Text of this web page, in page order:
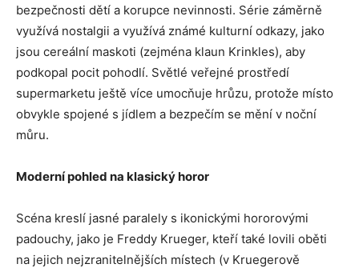
bezpečnosti dětí a korupce nevinnosti. Série záměrně
využívá nostalgii a využívá známé kulturní odkazy, jako
jsou cereální maskoti (zejména klaun Krinkles), aby
podkopal pocit pohodlí. Světlé veřejné prostředí
supermarketu ještě více umocňuje hrůzu, protože místo
obvykle spojené s jídlem a bezpečím se mění v noční
můru.
Moderní pohled na klasický horor
Scéna kreslí jasné paralely s ikonickými hororovými
padouchy, jako je Freddy Krueger, kteří také lovili oběti
na jejich nejzranitelnějších místech (v Kruegerově